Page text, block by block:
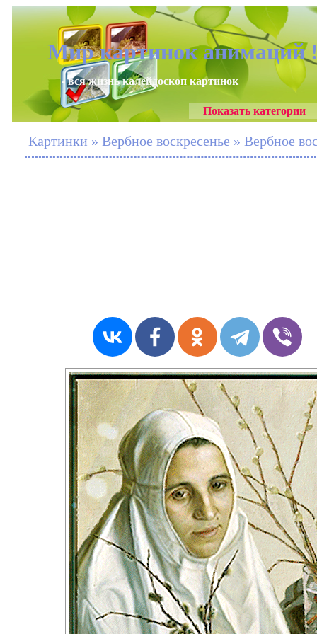
Мир картинок анимаций
- вся жизнь калейдоскоп картинок
Показать категории
Картинки » Вербное воскресенье » Вербное